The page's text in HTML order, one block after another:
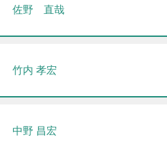
佐野 直哉
竹内 孝宏
中野 昌宏